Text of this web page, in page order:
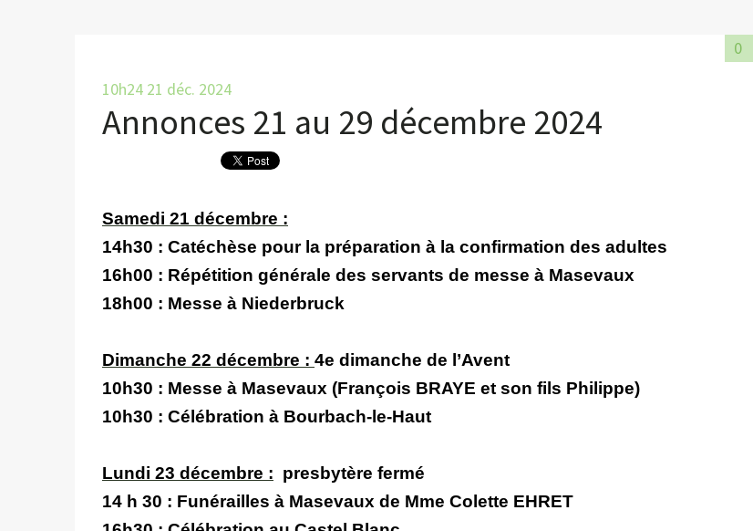
10h24 21 déc. 2024
Annonces 21 au 29 décembre 2024
Samedi 21 décembre :
14h30 : Catéchèse pour la préparation à la confirmation des adultes
16h00 : Répétition générale des servants de messe à Masevaux
18h00 : Messe à Niederbruck
Dimanche 22 décembre : 4e dimanche de l’Avent
10h30 : Messe à Masevaux (François BRAYE et son fils Philippe)
10h30 : Célébration à Bourbach-le-Haut
Lundi 23 décembre : presbytère fermé
14 h 30 : Funérailles à Masevaux de Mme Colette EHRET
0